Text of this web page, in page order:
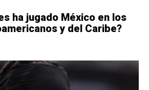
ha jugado México en los
y del Caribe?